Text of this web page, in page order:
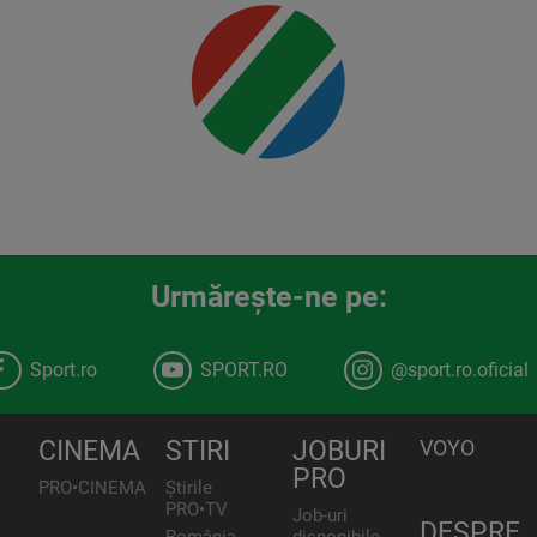
Urmăreşte-ne pe:
Sport.ro SPORT.RO @sport.ro.oficial
CINEMA
PRO•CINEMA
STIRI
Știrile
PRO•TV
JOBURI
PRO
Job-uri
VOYO